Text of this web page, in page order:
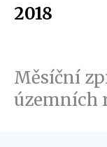
2018
Měsíční
územních